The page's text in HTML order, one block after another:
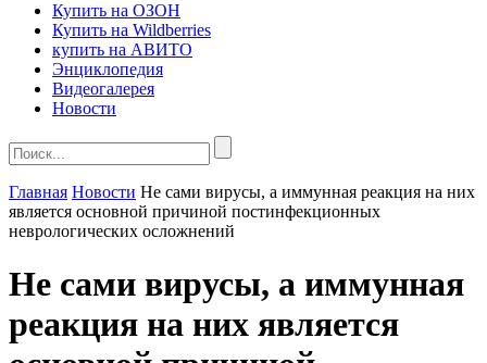
Купить на ОЗОН
Купить на Wildberries
купить на АВИТО
Энциклопедия
Видеогалерея
Новости
Главная Новости Не сами вирусы, а иммунная реакция на них
является основной причиной постинфекционных
неврологических осложнений
Не сами вирусы, а иммунная
реакция на них является